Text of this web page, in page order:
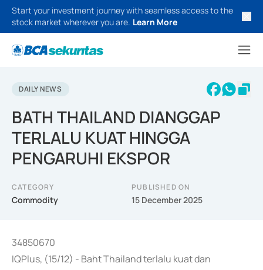
Start your investment journey with seamless access to the
stock market wherever you are. Learn More
DAILY NEWS
BATH THAILAND DIANGGAP
TERLALU KUAT HINGGA
PENGARUHI EKSPOR
CATEGORY
Commodity
PUBLISHED ON
15 December 2025
34850670
IQPlus, (15/12) - Baht Thailand terlalu kuat dan